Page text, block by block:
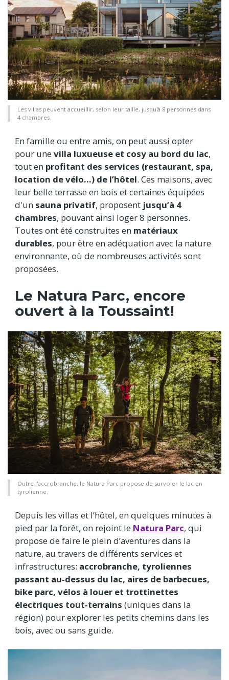
Les villas peuvent accueillir, selon leur taille, jusqu'à 8 personnes dans
4 chambres.
En famille ou entre amis, on peut aussi opter
pour une villa luxueuse et cosy au bord du lac,
tout en profitant des services (restaurant, spa,
location de vélo…) de l’hôtel. Ces maisons, avec
leur belle terrasse en bois et certaines équipées
d'un sauna privatif, proposent jusqu’à 4
chambres, pouvant ainsi loger 8 personnes.
Toutes ont été construites en matériaux
durables, pour être en adéquation avec la nature
environnante, où de nombreuses activités sont
proposées.
Le Natura Parc, encore
ouvert à la Toussaint!
Outre l'accrobranche, le Natura Parc propose de survoler le lac en
tyrolienne.
Depuis les villas et l’hôtel, en quelques minutes à
pied par la forêt, on rejoint le Natura Parc, qui
propose de faire le plein d’aventures dans la
nature, au travers de différents services et
infrastructures: accrobranche, tyroliennes
passant au-dessus du lac, aires de barbecues,
bike parc, vélos à louer et trottinettes
électriques tout-terrains (uniques dans la
région) pour explorer les petits chemins dans les
bois, avec ou sans guide.